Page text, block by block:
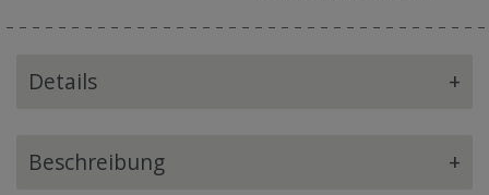
Details +
Beschreibung +